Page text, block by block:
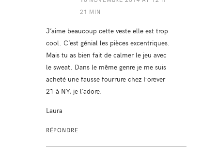
21 MIN
J’aime beaucoup cette veste elle est trop
cool. C’est génial les pièces excentriques.
Mais tu as bien fait de calmer le jeu avec
le sweat. Dans le même genre je me suis
acheté une fausse fourrure chez Forever
21 à NY, je l’adore.
Laura
RÉPONDRE